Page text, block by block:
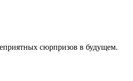
сюрпризов в будущем.